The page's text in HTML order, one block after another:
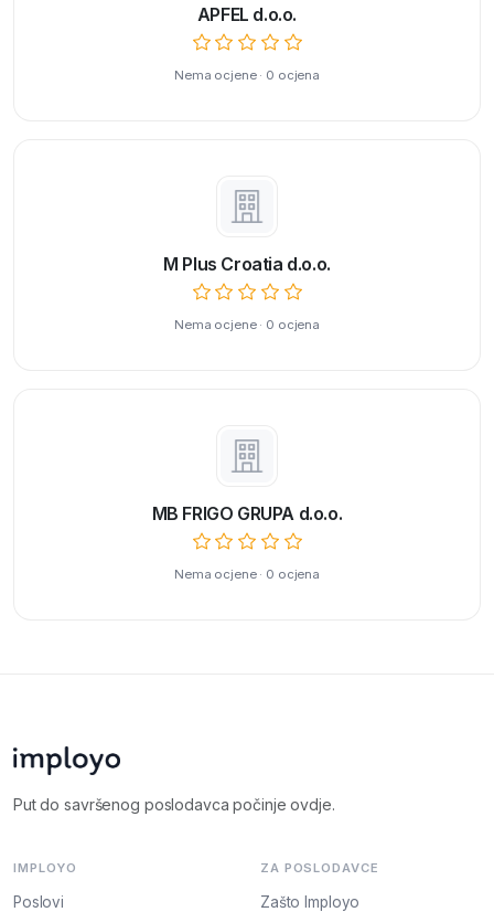
APFEL d.o.o.
Nema ocjene · 0 ocjena
M Plus Croatia d.o.o.
Nema ocjene · 0 ocjena
MB FRIGO GRUPA d.o.o.
Nema ocjene · 0 ocjena
Put do savršenog poslodavca počinje ovdje.
IMPLOYO
Poslovi
ZA POSLODAVCE
Zašto Imployo